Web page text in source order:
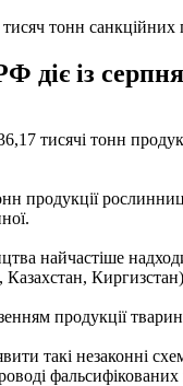
тонн санкційних
діє із
тисячі тонн
продукції
найчастіше
Казахстан,
продукції
такі незаконні